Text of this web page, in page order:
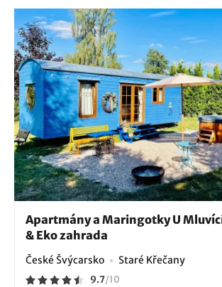
Apartmány a Maringotky U
& Eko zahrada
České Švýcarsko Staré Křečany
9.7/10